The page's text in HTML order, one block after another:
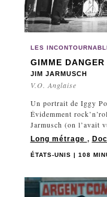
LES
GIMME DANGER
JIM JARMUSCH
V.O. Anglaise
Un portrait de Iggy
Évidemment
Jarmusch (on l’avait
Long métrage ,
ÉTATS-UNIS | 108